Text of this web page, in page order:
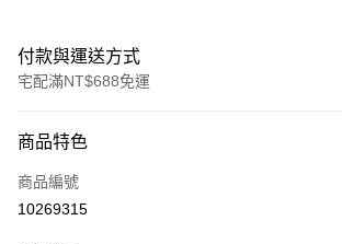
付款與運送方式
宅配滿NT$688免運
信用卡一次付款
信用卡分期付款
商品特色
商品編號
10269315